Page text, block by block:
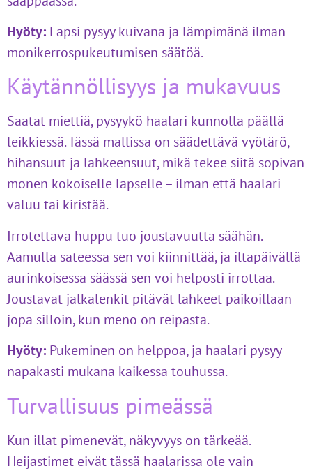
Hyöty: Lapsi pysyy kuivana ja lämpimänä ilman
monikerrospukeutumisen säätöä.
Käytännöllisyys ja mukavuus
Saatat miettiä, pysyykö haalari kunnolla päällä
leikkiessä. Tässä mallissa on säädettävä vyötärö,
hihansuut ja lahkeensuut, mikä tekee siitä sopivan
monen kokoiselle lapselle – ilman että haalari
valuu tai kiristää.
Irrotettava huppu tuo joustavuutta säähän.
Aamulla sateessa sen voi kiinnittää, ja iltapäivällä
aurinkoisessa säässä sen voi helposti irrottaa.
Joustavat jalkalenkit pitävät lahkeet paikoillaan
jopa silloin, kun meno on reipasta.
Hyöty: Pukeminen on helppoa, ja haalari pysyy
napakasti mukana kaikessa touhussa.
Turvallisuus pimeässä
Kun illat pimenevät, näkyvyys on tärkeää.
Heijastimet eivät tässä haalarissa ole vain